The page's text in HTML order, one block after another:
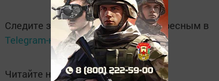
Следите за самым важным и интересным в
Telegram-каналеТатмедиа
Читайте новости Татарстана в